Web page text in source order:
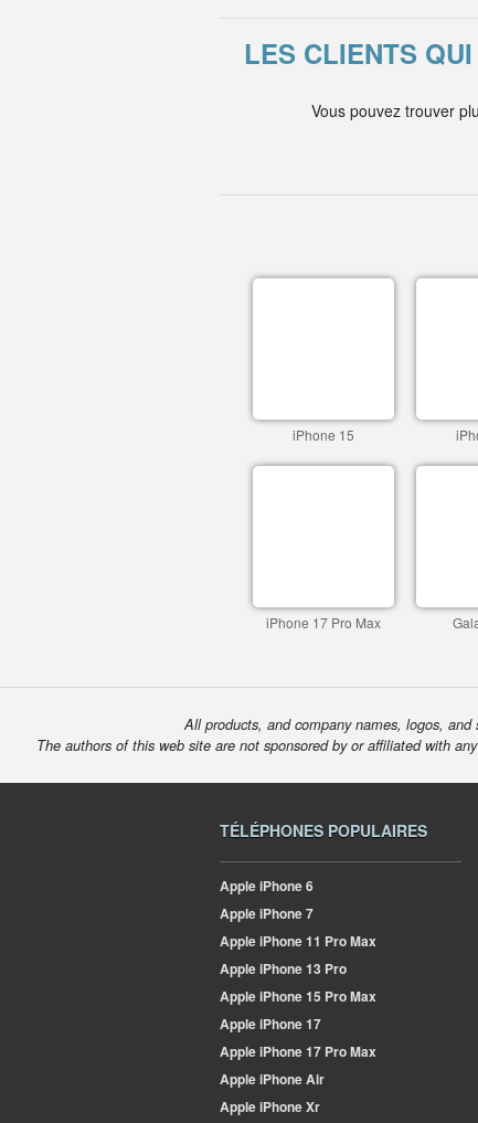
LES CLIENTS
Vous pouvez trouver
iPhone 15
iPhone 17 Pro Max
All products, and company names, logos,
The authors of this web site are not sponsored by or affiliated with
TÉLÉPHONES POPULAIRES
AppleiPhone 6
AppleiPhone 7
AppleiPhone 11 Pro Max
AppleiPhone 13 Pro
AppleiPhone 15 Pro Max
AppleiPhone 17
AppleiPhone 17 Pro Max
AppleiPhone Air
AppleiPhone Xr